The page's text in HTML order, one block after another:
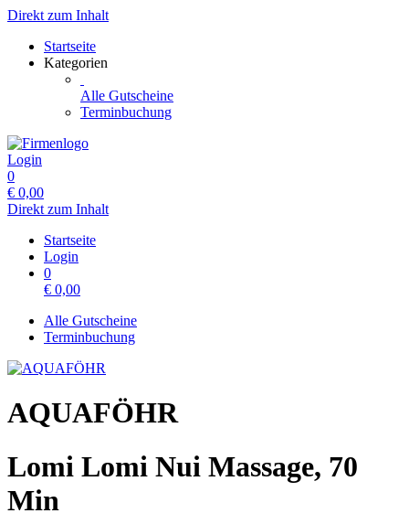
Direkt zum Inhalt
Startseite
Kategorien
Alle Gutscheine
Terminbuchung
Login
0
€ 0,00
Direkt zum Inhalt
Startseite
Login
0
€ 0,00
Alle Gutscheine
Terminbuchung
AQUAFÖHR
Lomi Lomi Nui Massage, 70
Min